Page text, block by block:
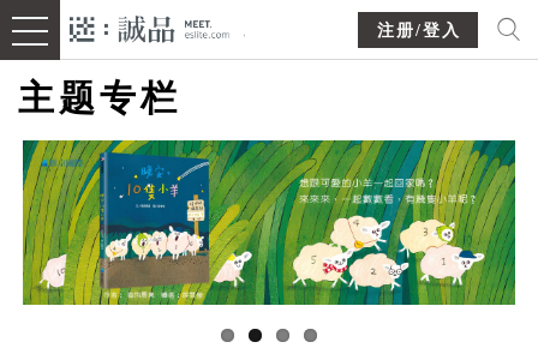
注册/登入
主题专栏